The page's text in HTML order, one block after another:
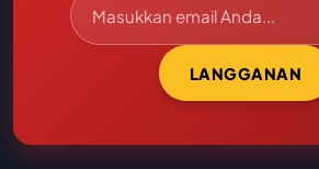
LANGGANAN